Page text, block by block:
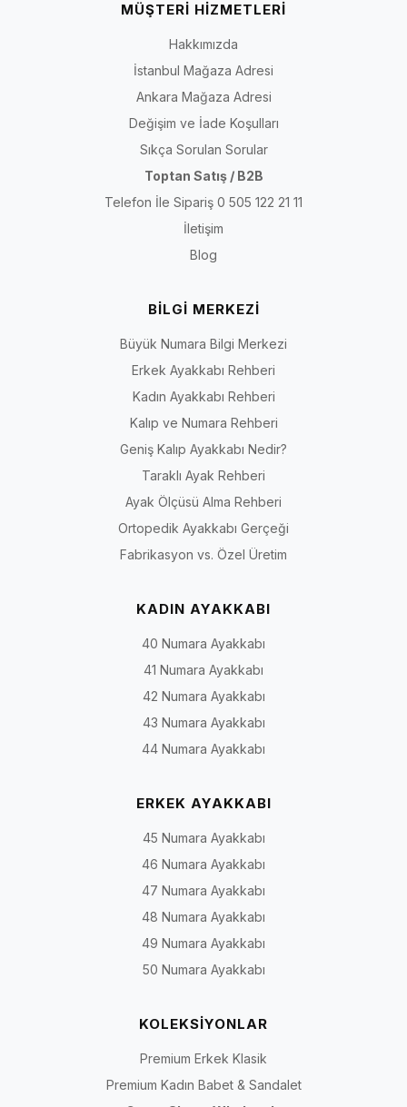
MÜŞTERİ HİZMETLERİ
Hakkımızda
İstanbul Mağaza Adresi
Ankara Mağaza Adresi
Değişim ve İade Koşulları
Sıkça Sorulan Sorular
Toptan Satış / B2B
Telefon İle Sipariş 0 505 122 21 11
İletişim
Blog
BİLGİ MERKEZİ
Büyük Numara Bilgi Merkezi
Erkek Ayakkabı Rehberi
Kadın Ayakkabı Rehberi
Kalıp ve Numara Rehberi
Geniş Kalıp Ayakkabı Nedir?
Taraklı Ayak Rehberi
Ayak Ölçüsü Alma Rehberi
Ortopedik Ayakkabı Gerçeği
Fabrikasyon vs. Özel Üretim
KADIN AYAKKABI
40 Numara Ayakkabı
41 Numara Ayakkabı
42 Numara Ayakkabı
43 Numara Ayakkabı
44 Numara Ayakkabı
ERKEK AYAKKABI
45 Numara Ayakkabı
46 Numara Ayakkabı
47 Numara Ayakkabı
48 Numara Ayakkabı
49 Numara Ayakkabı
50 Numara Ayakkabı
KOLEKSİYONLAR
Premium Erkek Klasik
Premium Kadın Babet & Sandalet